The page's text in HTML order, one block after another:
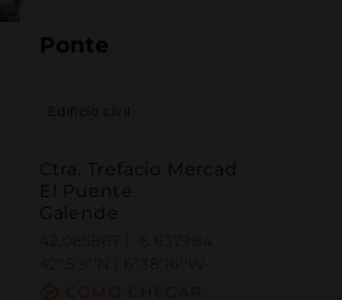
Ponte
Edifício civil
Ctra. Trefacio Mercad
El Puente
Galende